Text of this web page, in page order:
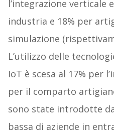
l’integrazione verticale
industria e 18% per
simulazione
L’utilizzo delle
IoT è scesa al 17% per
per il comparto
sono state introdotte
bassa di aziende in